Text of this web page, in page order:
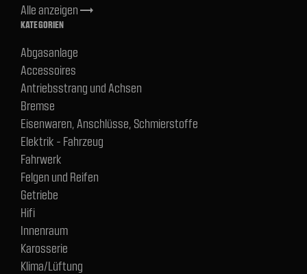
Alle anzeigentrending_flat
KATEGORIEN
Abgasanlage
Accessoires
Antriebsstrang und Achsen
Bremse
Eisenwaren, Anschlüsse, Schmierstoffe
Elektrik - Fahrzeug
Fahrwerk
Felgen und Reifen
Getriebe
Hifi
Innenraum
Karosserie
Klima/Lüftung